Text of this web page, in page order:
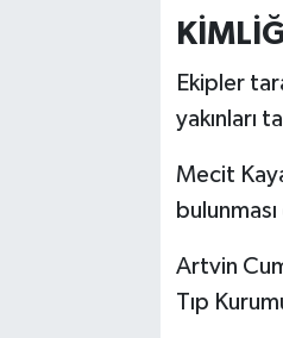
Ekipler
yakınları
Mecit
Artvin
Tıp